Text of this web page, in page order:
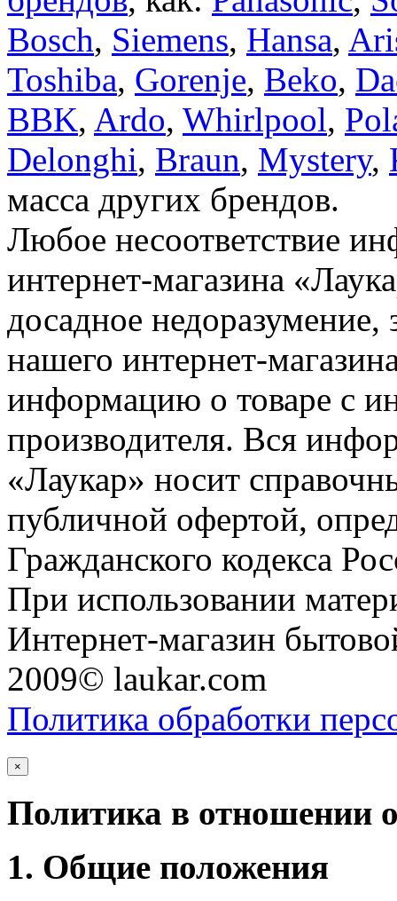
Bosch, Siemens, Hansa,
Toshiba, Gorenje, Beko,
BBK, Ardo, Whirlpool,
Delonghi, Braun, Mystery,
масса других брендов.
Любое несоответствие
интернет-магазина
досадное недоразумение,
нашего интернет-
информацию о товаре с
производителя. Вся
«Лаукар» носит
публичной офертой,
Гражданского кодекса
При использовании
Интернет-магазин
2009© laukar.com
Политика обработки
×
Политика в отношении
1. Общие положения